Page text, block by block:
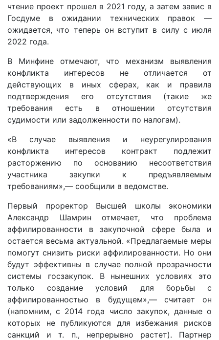
чтение проект прошел в 2021 году, а затем завис в
Госдуме в ожидании технических правок —
ожидается, что теперь он вступит в силу с июля
2022 года.
В Минфине отмечают, что механизм выявления
конфликта интересов не отличается от
действующих в иных сферах, как и правила
подтверждения его отсутствия (такие же
требования есть в отношении отсутствия
судимости или задолженности по налогам).
«В случае выявления и неурегулирования
конфликта интересов контракт подлежит
расторжению по основанию несоответствия
участника закупки к предъявляемым
требованиям»,— сообщили в ведомстве.
Первый проректор Высшей школы экономики
Александр Шамрин отмечает, что проблема
аффилированности в закупочной сфере была и
остается весьма актуальной. «Предлагаемые меры
помогут снизить риски аффилированности. Но они
будут эффективны в случае полной прозрачности
системы госзакупок. В нынешних условиях это
только создание условий для борьбы с
аффилированностью в будущем»,— считает он
(напомним, с 2014 года число закупок, данные о
которых не публикуются для избежания рисков
санкций и т. п., непрерывно растет). Партнер